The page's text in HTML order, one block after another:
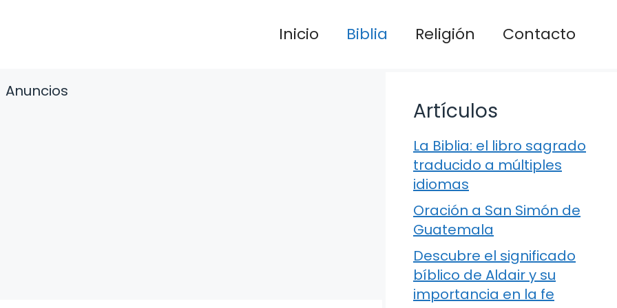
Inicio Biblia Religión Contacto
Anuncios
Artículos
La Biblia: el libro sagrado
traducido a múltiples
idiomas
Oración a San Simón de
Guatemala
Descubre el significado
bíblico de Aldair y su
importancia en la fe